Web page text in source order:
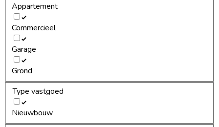
Appartement
Commercieel
Garage
Grond
Type vastgoed
Nieuwbouw